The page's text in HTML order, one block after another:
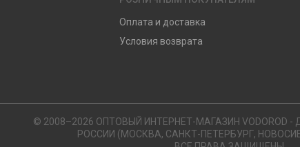
Оплата и доставка
Условия возврата
© 2008–2026 ОПТОВЫЙ ИНТЕРНЕТ-МАГАЗИН VODOROD
РОССИИ (МОСКВА, САНКТ-ПЕТЕРБУРГ,